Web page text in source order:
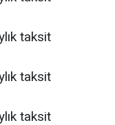
taksit
taksit
taksit